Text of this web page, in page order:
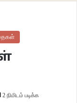
2 நிமிடம் படிக்க